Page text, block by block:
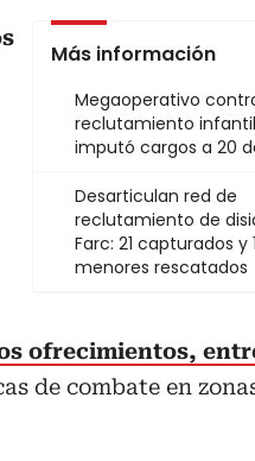
Más información
Megaoperativo
reclutamiento
imputó cargos a 20
Desarticulan red de
reclutamiento de
Farc: 21 capturados y
menores rescatados
ofrecimientos,
de combate en